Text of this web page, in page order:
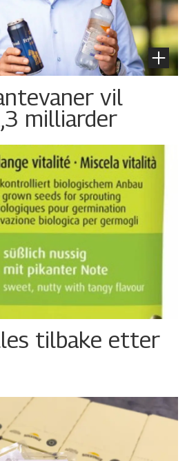
vil
milliarder
tilbake etter